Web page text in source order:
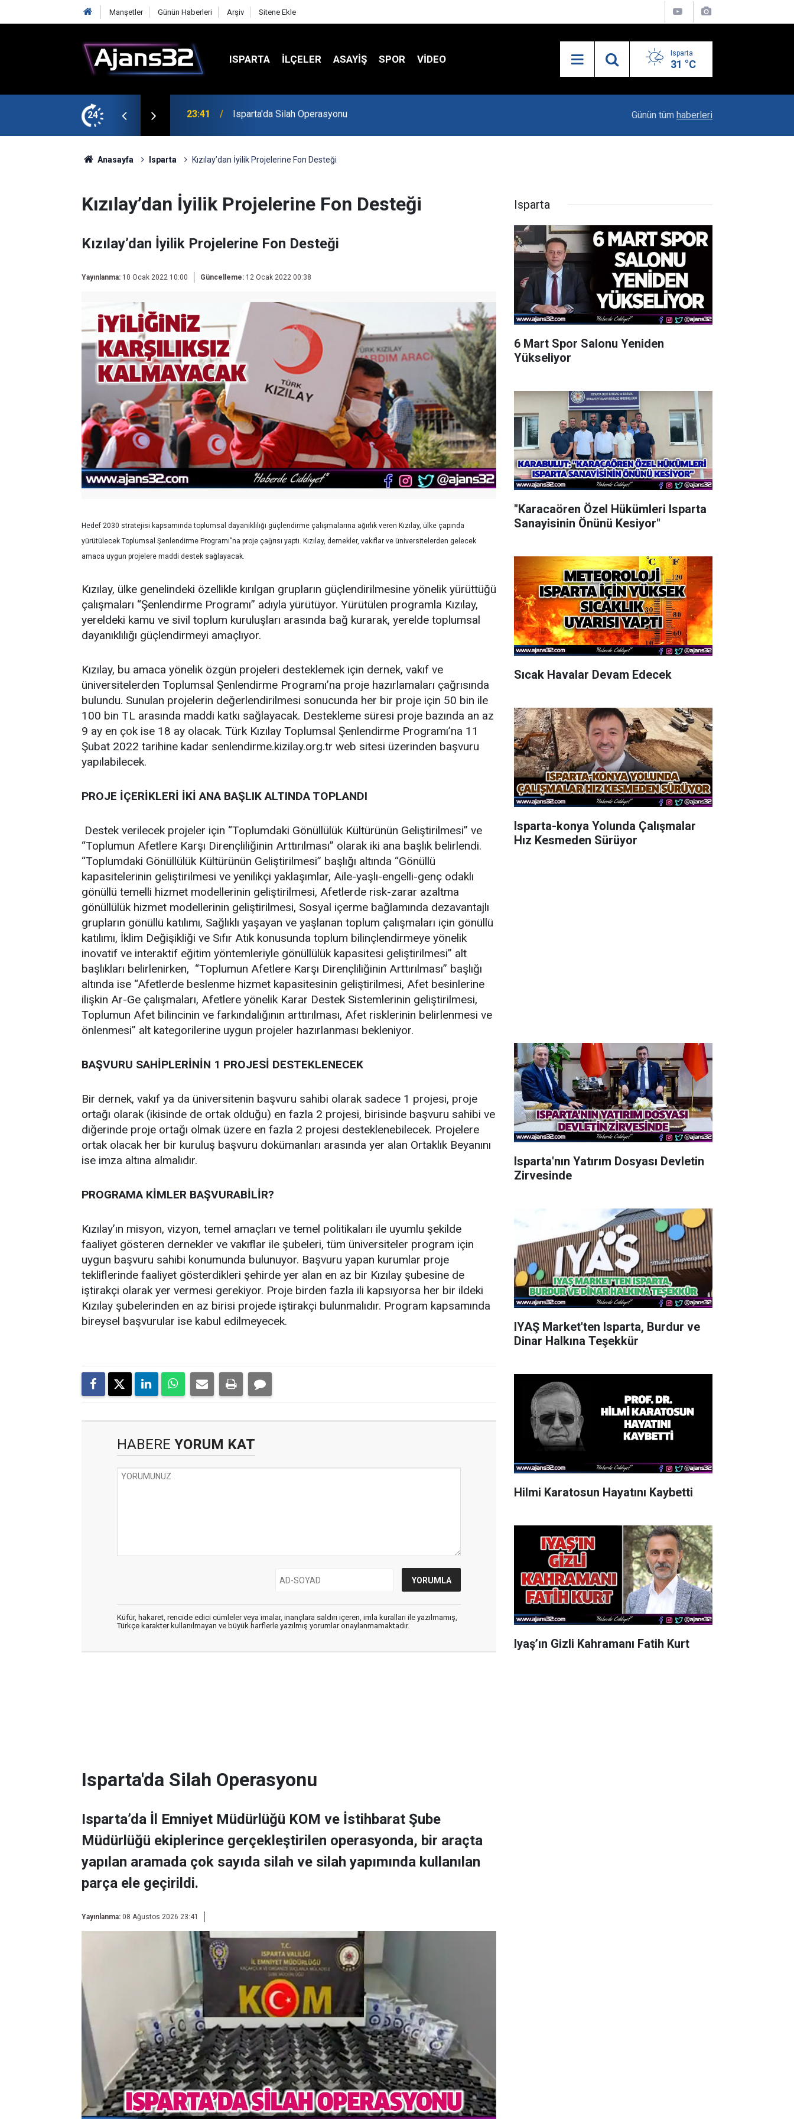
Manşetler Günün Haberleri Arşiv Sitene Ekle
ISPARTA İLÇELER ASAYİŞ SPOR VIDEO Isparta
31 °C
24 23:21 6 Mart Spor Salonu Yeniden Yükseliyor "Karacaören Özel Hükümleri Isparta
Günün tüm haberleri
Anasayfa Isparta Kızılay’dan İyilik Projelerine Fon Desteği
Kızılay’dan İyilik Projelerine Fon Desteği
Kızılay’dan İyilik Projelerine Fon Desteği
Yayınlanma: 10 Ocak 2022 10:00 Güncelleme: 12 Ocak 2022 00:38
Hedef 2030 stratejisi kapsamında toplumsal dayanıklılığı güçlendirme çalışmalarına ağırlık veren Kızılay, ülke çapında
yürütülecek Toplumsal Şenlendirme Programı”na proje çağrısı yaptı. Kızılay, dernekler, vakıflar ve üniversitelerden gelecek
amaca uygun projelere maddi destek sağlayacak.
Kızılay, ülke genelindeki özellikle kırılgan grupların güçlendirilmesine yönelik yürüttüğü
çalışmaları “Şenlendirme Programı” adıyla yürütüyor. Yürütülen programla Kızılay,
yereldeki kamu ve sivil toplum kuruluşları arasında bağ kurarak, yerelde toplumsal
dayanıklılığı güçlendirmeyi amaçlıyor.
Kızılay, bu amaca yönelik özgün projeleri desteklemek için dernek, vakıf ve
üniversitelerden Toplumsal Şenlendirme Programı’na proje hazırlamaları çağrısında
bulundu. Sunulan projelerin değerlendirilmesi sonucunda her bir proje için 50 bin ile
100 bin TL arasında maddi katkı sağlayacak. Destekleme süresi proje bazında an az
9 ay en çok ise 18 ay olacak. Türk Kızılay Toplumsal Şenlendirme Programı’na 11
Şubat 2022 tarihine kadar senlendirme.kizilay.org.tr web sitesi üzerinden başvuru
yapılabilecek.
PROJE İÇERİKLERİ İKİ ANA BAŞLIK ALTINDA TOPLANDI
Destek verilecek projeler için “Toplumdaki Gönüllülük Kültürünün Geliştirilmesi” ve
“Toplumun Afetlere Karşı Dirençliliğinin Arttırılması” olarak iki ana başlık belirlendi.
“Toplumdaki Gönüllülük Kültürünün Geliştirilmesi” başlığı altında “Gönüllü
kapasitelerinin geliştirilmesi ve yenilikçi yaklaşımlar, Aile-yaşlı-engelli-genç odaklı
gönüllü temelli hizmet modellerinin geliştirilmesi, Afetlerde risk-zarar azaltma
gönüllülük hizmet modellerinin geliştirilmesi, Sosyal içerme bağlamında dezavantajlı
grupların gönüllü katılımı, Sağlıklı yaşayan ve yaşlanan toplum çalışmaları için gönüllü
katılımı, İklim Değişikliği ve Sıfır Atık konusunda toplum bilinçlendirmeye yönelik
inovatif ve interaktif eğitim yöntemleriyle gönüllülük kapasitesi geliştirilmesi” alt
başlıkları belirlenirken, “Toplumun Afetlere Karşı Dirençliliğinin Arttırılması” başlığı
altında ise “Afetlerde beslenme hizmet kapasitesinin geliştirilmesi, Afet besinlerine
ilişkin Ar-Ge çalışmaları, Afetlere yönelik Karar Destek Sistemlerinin geliştirilmesi,
Toplumun Afet bilincinin ve farkındalığının arttırılması, Afet risklerinin belirlenmesi ve
önlenmesi” alt kategorilerine uygun projeler hazırlanması bekleniyor.
BAŞVURU SAHİPLERİNİN 1 PROJESİ DESTEKLENECEK
Bir dernek, vakıf ya da üniversitenin başvuru sahibi olarak sadece 1 projesi, proje
ortağı olarak (ikisinde de ortak olduğu) en fazla 2 projesi, birisinde başvuru sahibi ve
diğerinde proje ortağı olmak üzere en fazla 2 projesi desteklenebilecek. Projelere
ortak olacak her bir kuruluş başvuru dokümanları arasında yer alan Ortaklık Beyanını
ise imza altına almalıdır.
PROGRAMA KİMLER BAŞVURABİLİR?
Kızılay’ın misyon, vizyon, temel amaçları ve temel politikaları ile uyumlu şekilde
faaliyet gösteren dernekler ve vakıflar ile şubeleri, tüm üniversiteler program için
uygun başvuru sahibi konumunda bulunuyor. Başvuru yapan kurumlar proje
tekliflerinde faaliyet gösterdikleri şehirde yer alan en az bir Kızılay şubesine de
iştirakçi olarak yer vermesi gerekiyor. Proje birden fazla ili kapsıyorsa her bir ildeki
Kızılay şubelerinden en az birisi projede iştirakçi bulunmalıdır. Program kapsamında
bireysel başvurular ise kabul edilmeyecek.
HABERE YORUM KAT
Küfür, hakaret, rencide edici cümleler veya imalar, inançlara saldırı içeren, imla kuralları ile yazılmamış,
Türkçe karakter kullanılmayan ve büyük harflerle yazılmış yorumlar onaylanmamaktadır.
Isparta'da Silah Operasyonu
Isparta’da İl Emniyet Müdürlüğü KOM ve İstihbarat Şube
Müdürlüğü ekiplerince gerçekleştirilen operasyonda, bir araçta
yapılan aramada çok sayıda silah ve silah yapımında kullanılan
parça ele geçirildi.
Yayınlanma: 08 Ağustos 2026 23:41
Isparta
6 Mart Spor Salonu Yeniden
Yükseliyor
"Karacaören Özel Hükümleri Isparta
Sanayisinin Önünü Kesiyor"
Sıcak Havalar Devam Edecek
Isparta-konya Yolunda Çalışmalar
Hız Kesmeden Sürüyor
Isparta'nın Yatırım Dosyası Devletin
Zirvesinde
IYAŞ Market'ten Isparta, Burdur ve
Dinar Halkına Teşekkür
Hilmi Karatosun Hayatını Kaybetti
Iyaş’ın Gizli Kahramanı Fatih Kurt